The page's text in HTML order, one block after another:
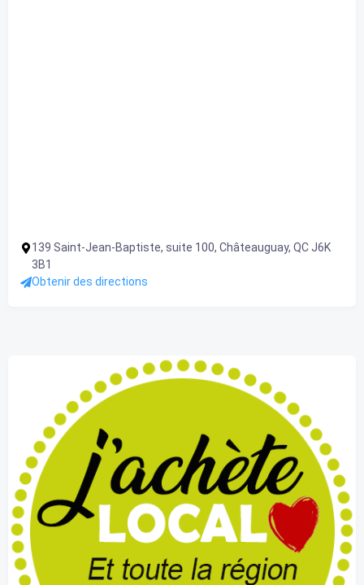
139 Saint-Jean-Baptiste, suite 100, Châteauguay, QC J6K
3B1
Obtenir des directions